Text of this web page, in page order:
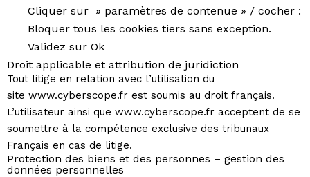
Cliquer sur » paramètres de contenue » / cocher :
Bloquer tous les cookies tiers sans exception.
Validez sur Ok
Droit applicable et attribution de juridiction
Tout litige en relation avec l’utilisation du
site www.cyberscope.fr est soumis au droit français.
L’utilisateur ainsi que www.cyberscope.fr acceptent de se
soumettre à la compétence exclusive des tribunaux
Français en cas de litige.
Protection des biens et des personnes – gestion des
données personnelles